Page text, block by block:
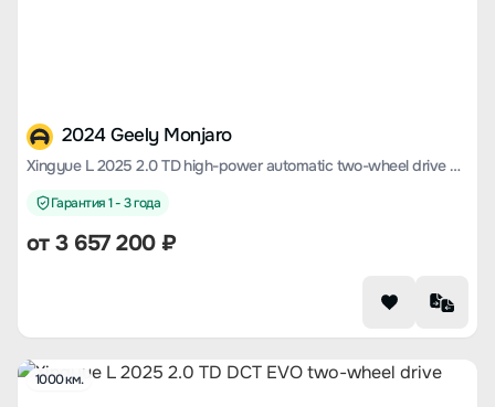
2024 Geely Monjaro
Xingyue L 2025 2.0 TD high-power automatic two-wheel drive Dongfang Yao Lanxing version
Гарантия 1 - 3 года
от3 657 200₽
1000 км.